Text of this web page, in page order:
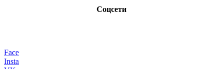
Соцсети
Face
Insta